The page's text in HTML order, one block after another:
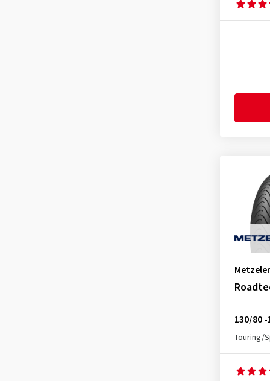
Metzeler
130/80 -
Touring/